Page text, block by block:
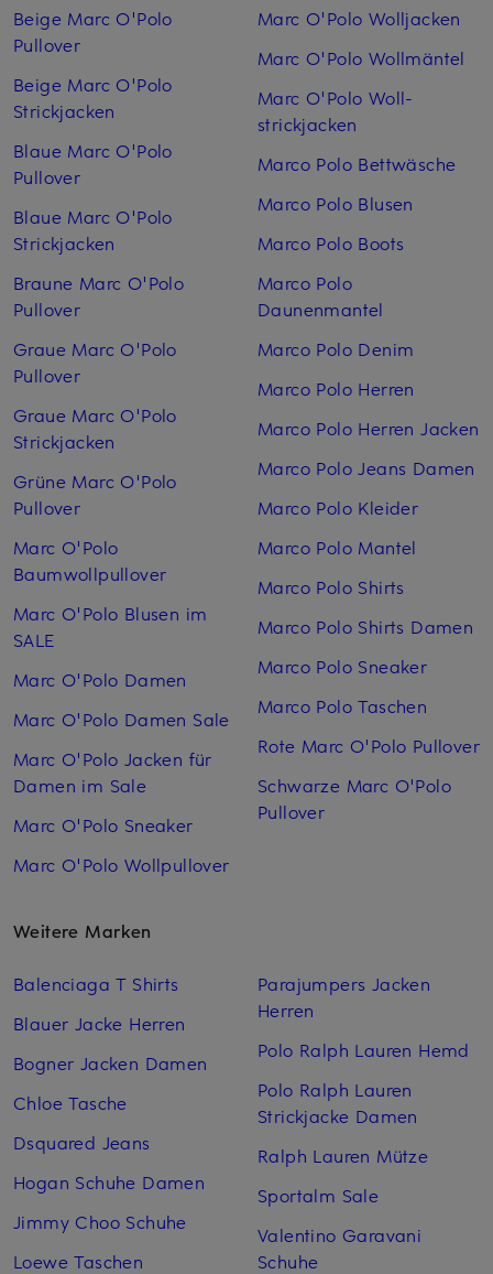
Beige Marc O'Polo
Pullover
Beige Marc O'Polo
Strickjacken
Blaue Marc O'Polo
Pullover
Blaue Marc O'Polo
Strickjacken
Braune Marc O'Polo
Pullover
Graue Marc O'Polo
Pullover
Graue Marc O'Polo
Strickjacken
Grüne Marc O'Polo
Pullover
Marc O'Polo
Baumwollpullover
Marc O'Polo Blusen im
SALE
Marc O'Polo Damen
Marc O'Polo Damen Sale
Marc O'Polo Jacken für
Damen im Sale
Marc O'Polo Sneaker
Marc O'Polo Wollpullover
Marc O'Polo Woll­jacken
Marc O'Polo Woll­mäntel
Marc O'Polo Woll­
strickjacken
Marco Polo Bettwäsche
Marco Polo Blusen
Marco Polo Boots
Marco Polo
Daunenmantel
Marco Polo Denim
Marco Polo Herren
Marco Polo Herren Jacken
Marco Polo Jeans Damen
Marco Polo Kleider
Marco Polo Mantel
Marco Polo Shirts
Marco Polo Shirts Damen
Marco Polo Sneaker
Marco Polo Taschen
Rote Marc O'Polo Pullover
Schwarze Marc O'Polo
Pullover
Weitere Marken
Balenciaga T Shirts
Blauer Jacke Herren
Bogner Jacken Damen
Chloe Tasche
Dsquared Jeans
Hogan Schuhe Damen
Jimmy Choo Schuhe
Loewe Taschen
Parajumpers Jacken
Herren
Polo Ralph Lauren Hemd
Polo Ralph Lauren
Strickjacke Damen
Ralph Lauren Mütze
Sportalm Sale
Valentino Garavani
Schuhe